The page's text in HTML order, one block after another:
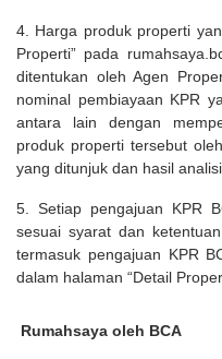
4. Harga produk properti
Properti” pada
ditentukan oleh Agen
nominal pembiayaan KPR
antara lain dengan
produk properti tersebut
yang ditunjuk dan hasil
5. Setiap pengajuan KPR
sesuai syarat dan
termasuk pengajuan KPR
dalam halaman “Detail
Rumahsaya oleh BCA